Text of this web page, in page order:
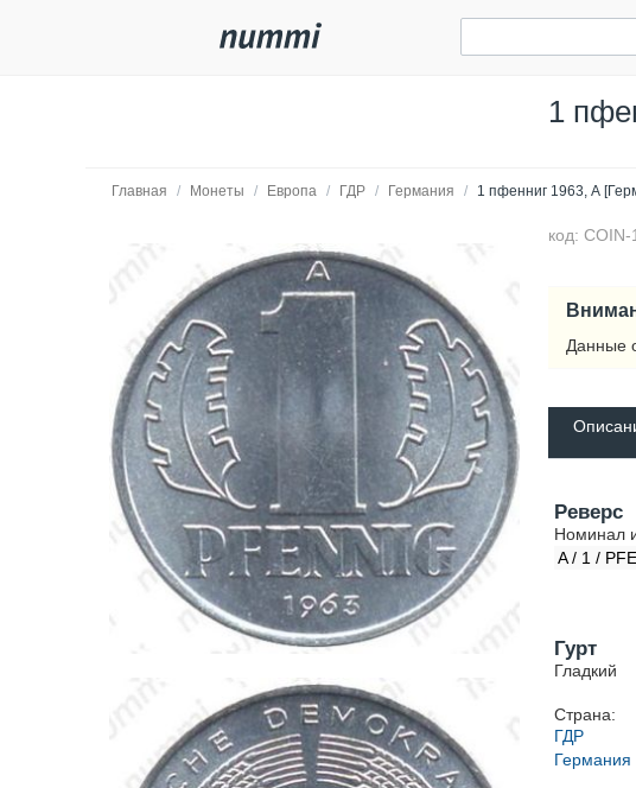
1
Главная / Монеты / Европа / ГДР / Германия / 1 пфенниг 1963, А
код: COIN-
Данные
Реверс
Номинал
A / 1 /
Гурт
Гладкий
Страна:
ГДР
Германия